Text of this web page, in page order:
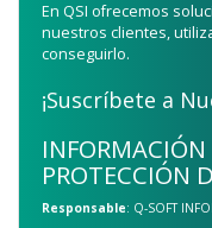
En QSI ofrecemos
nuestros clientes,
conseguirlo.
¡Suscríbete a
INFORMACIÓN
PROTECCIÓN
Responsable: Q-SOFT